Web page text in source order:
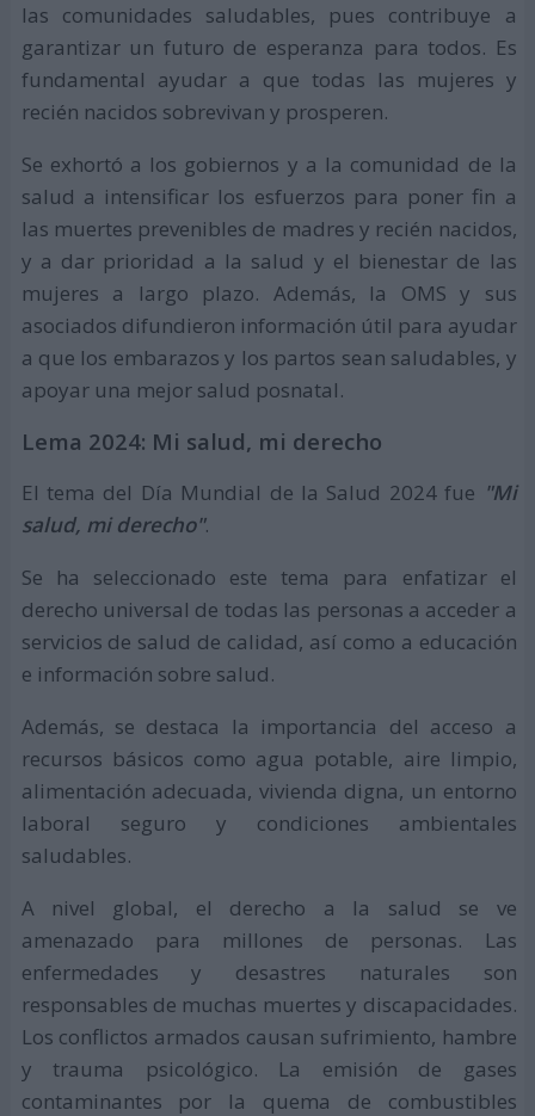
las comunidades saludables, pues contribuye a
garantizar un futuro de esperanza para todos. Es
fundamental ayudar a que todas las mujeres y
recién nacidos sobrevivan y prosperen.
Se exhortó a los gobiernos y a la comunidad de la
salud a intensificar los esfuerzos para poner fin a
las muertes prevenibles de madres y recién nacidos,
y a dar prioridad a la salud y el bienestar de las
mujeres a largo plazo. Además, la OMS y sus
asociados difundieron información útil para ayudar
a que los embarazos y los partos sean saludables, y
apoyar una mejor salud posnatal.
Lema 2024: Mi salud, mi derecho
El tema del Día Mundial de la Salud 2024 fue "Mi
salud, mi derecho".
Se ha seleccionado este tema para enfatizar el
derecho universal de todas las personas a acceder a
servicios de salud de calidad, así como a educación
e información sobre salud.
Además, se destaca la importancia del acceso a
recursos básicos como agua potable, aire limpio,
alimentación adecuada, vivienda digna, un entorno
laboral seguro y condiciones ambientales
saludables.
A nivel global, el derecho a la salud se ve
amenazado para millones de personas. Las
enfermedades y desastres naturales son
responsables de muchas muertes y discapacidades.
Los conflictos armados causan sufrimiento, hambre
y trauma psicológico. La emisión de gases
contaminantes por la quema de combustibles